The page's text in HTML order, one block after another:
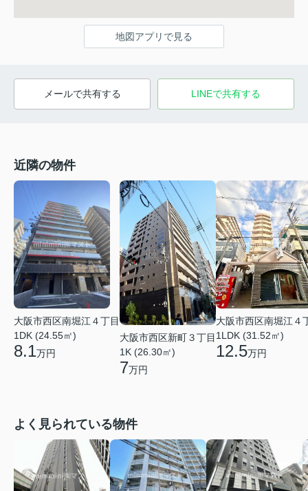
地図アプリで見る
メールで共有する LINEで共有する
近隣の物件
大阪市西区南堀江４丁目
1DK (24.55㎡)
8.1万円
大阪市西区新町３丁目
1K (26.30㎡)
7万円
大阪市西区南堀江４
1LDK (31.52㎡)
12.5万円
よく見られている物件